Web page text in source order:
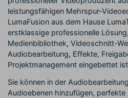
leistungsfähigen Mehrspur-
LumaFusion aus dem Hause
erstklassige professionelle
Medienbibliothek, Videoschnitt-
Audiobearbeitung, Effekte,
Projektmanagement eingebettet
Sie können in der
Audioebenen hinzufügen,